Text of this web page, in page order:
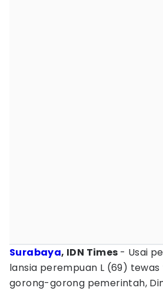
Surabaya, IDN Times - Usai
lansia perempuan L (69)
gorong-gorong pemerintah,